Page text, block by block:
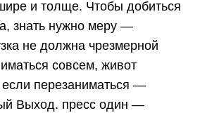
и толще. Чтобы добиться
знать нужно меру —
не должна чрезмерной
совсем, живот
перезаниматься —
Выход. пресс один —